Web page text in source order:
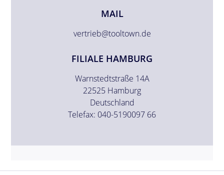
MAIL
vertrieb@tooltown.de
FILIALE HAMBURG
Warnstedtstraße 14A
22525 Hamburg
Deutschland
Telefax: 040-5190097 66